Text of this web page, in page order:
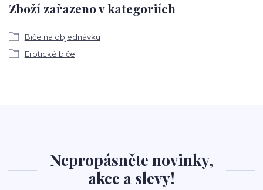
Zboží zařazeno v kategoriích
Biče na objednávku
Erotické biče
Nepropásněte novinky,
akce a slevy!